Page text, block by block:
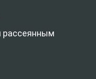
рассеянным